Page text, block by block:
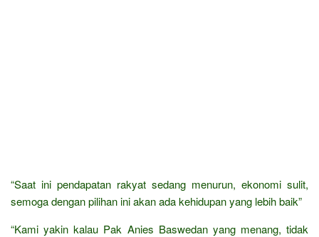
“Saat ini pendapatan rakyat sedang menurun, ekonomi sulit,
semoga dengan pilihan ini akan ada kehidupan yang lebih baik”
“Kami yakin kalau Pak Anies Baswedan yang menang, tidak